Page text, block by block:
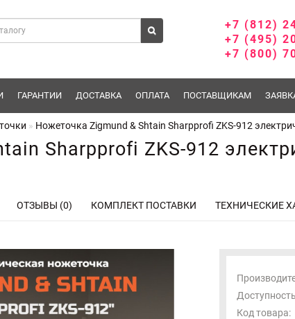
+7 (812)
+7 (495)
+7 (800)
ГАРАНТИИ ДОСТАВКА ОПЛАТА ПОСТАВЩИКАМ
Ножеточка Zigmund & Shtain Sharpprofi ZKS-912
Sharpprofi ZKS-912
ОТЗЫВЫ (0) КОМПЛЕКТ ПОСТАВКИ ТЕХНИЧЕСКИЕ
Код товара: